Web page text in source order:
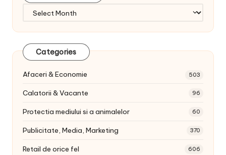
Arhiva
Categories
Afaceri & Economie 503
Calatorii & Vacante 96
Protectia mediului si a animalelor 60
Publicitate, Media, Marketing 370
Retail de orice fel 606